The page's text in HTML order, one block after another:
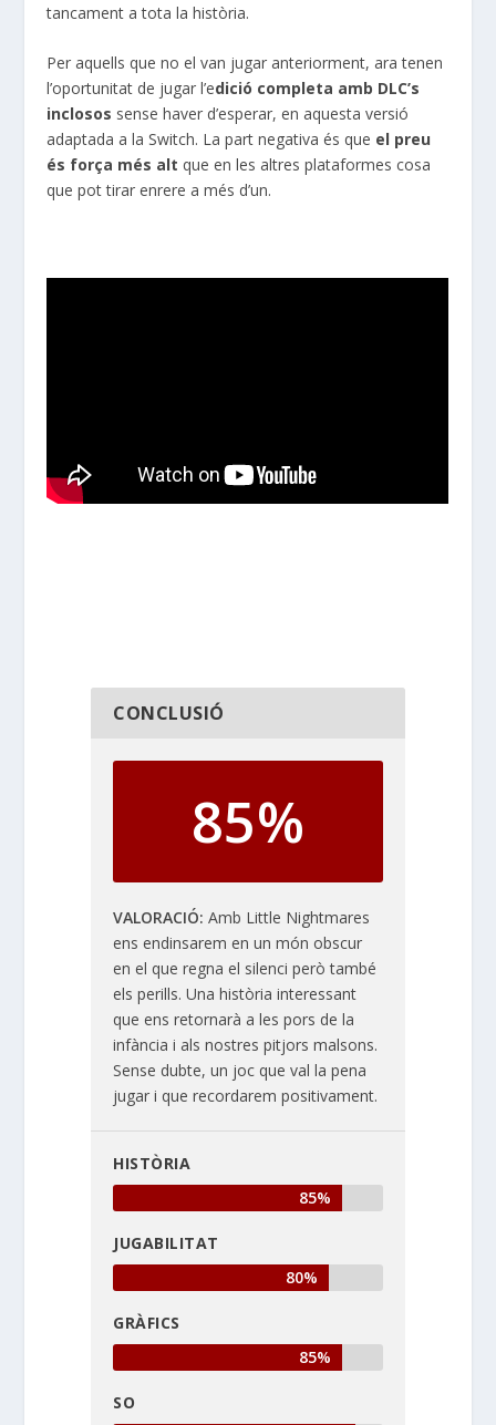
tancament a tota la història.
Per aquells que no el van jugar anteriorment, ara tenen
l’oportunitat de jugar l’edició completa amb DLC’s
inclosos sense haver d’esperar, en aquesta versió
adaptada a la Switch. La part negativa és que el preu
és força més alt que en les altres plataformes cosa
que pot tirar enrere a més d’un.
CONCLUSIÓ
85%
VALORACIÓ Amb Little Nightmares
ens endinsarem en un món obscur
en el que regna el silenci però també
els perills. Una història interessant
que ens retornarà a les pors de la
infància i als nostres pitjors malsons.
Sense dubte, un joc que val la pena
jugar i que recordarem positivament.
HISTÒRIA
85%
JUGABILITAT
80%
GRÀFICS
85%
SO